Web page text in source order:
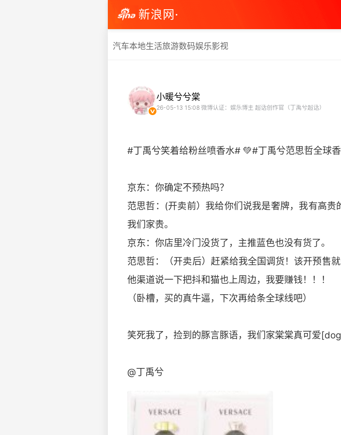
新浪网·
汽车本地生活旅游数码娱乐影视
小暖兮兮棠
26-05-13 15:08 微博认证：娱乐博主 超话创作官（丁禹兮超话）
#丁禹兮笑着给粉丝喷香水# 💚#丁禹兮范思哲全球
京东：你确定不预热吗？
范思哲：(开卖前）我给你们说我是奢牌，我有高
我们家贵。
京东：你店里冷门没货了，主推蓝色也没有货了。
范思哲：（开卖后）赶紧给我全国调货！该开预售
他渠道说一下把抖和猫也上周边，我要赚钱！！！
（卧槽，买的真牛逼，下次再给条全球线吧）
笑死我了，捡到的豚言豚语，我们家棠棠真可爱
@丁禹兮